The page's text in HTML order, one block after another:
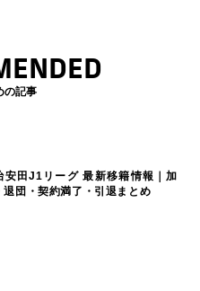
の記事
安田J1リーグ 最新移籍情報｜加
退団・契約満了・引退まとめ